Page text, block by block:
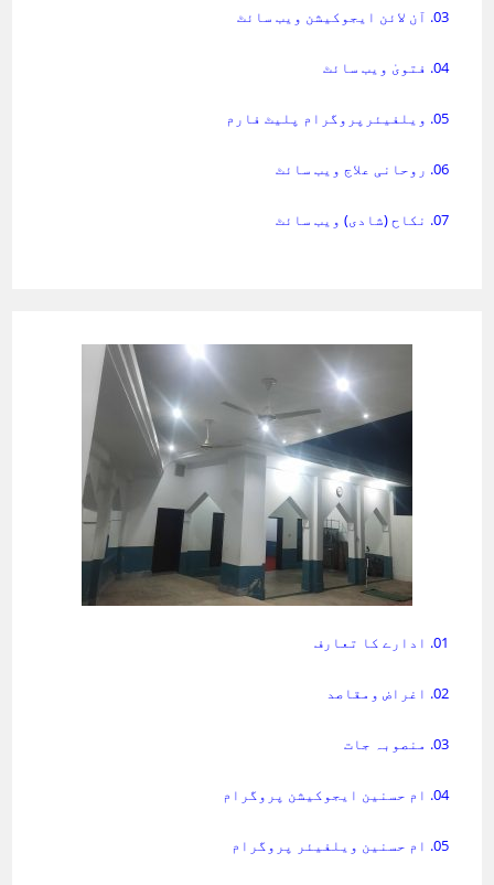
03. آن لائن ایجوکیشن ویب سائٹ
04. فتویٰ ویب سائٹ
05. ویلفیئرپروگرام پلیٹ فارم
06. روحانی علاج ویب سائٹ
07. نکاح (شادی) ویب سائٹ
01. ادارے کا تعارف
02. اغراض ومقاصد
03. منصوبہ جات
04. ام حسنین ایجوکیشن پروگرام
05. ام حسنین ویلفیئر پروگرام